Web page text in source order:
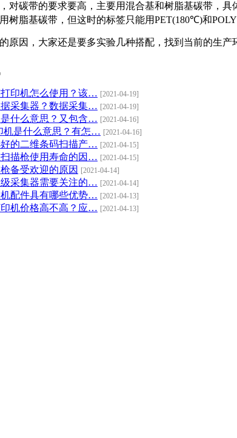
，对碳带的要求要高，主要用混合基和树脂基碳带
要用树脂基碳带，但这时的标签只能用PET(180℃)和
因，大家还是要多实验几种搭配，找到当前的生产环
印机怎么使用？该… [2021-04-19]
采集器？数据采集… [2021-04-19]
什么意思？又包含… [2021-04-16]
是什么意思？有怎… [2021-04-16]
的二维条码扫描产… [2021-04-15]
描枪使用寿命的因… [2021-04-15]
备受欢迎的原因 [2021-04-14]
采集器需要关注的… [2021-04-14]
配件具有哪些优势… [2021-04-13]
机价格高不高？应… [2021-04-13]